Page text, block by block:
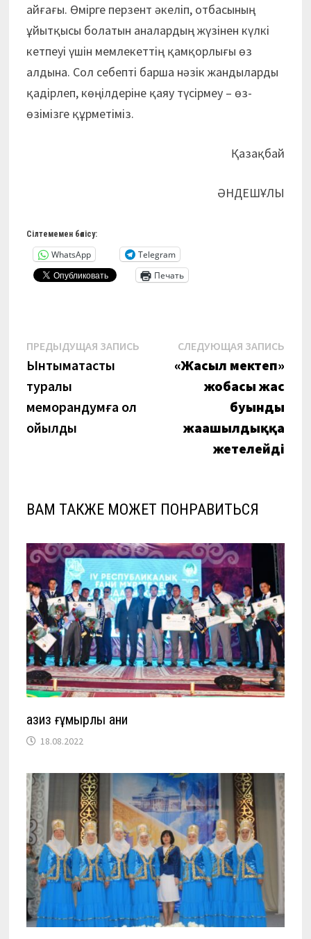
айға­ғы. Өмірге перзент әкеліп, отба­сының
ұйытқысы болатын ана­лардың жүзінен күлкі
кетпеуі үшін мемлекеттің қамқорлығы өз
алдына. Сол себепті барша нәзік жандыларды
қадірлеп, көңіл­деріне қаяу түсірмеу – өз-
өзімізге құрметіміз.
Қазақбай
ӘНДЕШҰЛЫ
Сілтемемен бөлісу:
WhatsApp
Telegram
Печать
Навигация
по
записям
ПРЕДЫДУЩАЯ ЗАПИСЬПредыдущая
запись:
Ынтымақтастық
туралы
меморандумға қол
қойылды
СЛЕДУЮЩАЯ ЗАПИСЬ
«Жасыл мектеп»
жобасы жас
буынды
жаңашылдыққа
жетелейді
ВАМ ТАКЖЕ МОЖЕТ ПОНРАВИТЬСЯ
Ғазиз ғұмырлы Ғани
18.08.2022